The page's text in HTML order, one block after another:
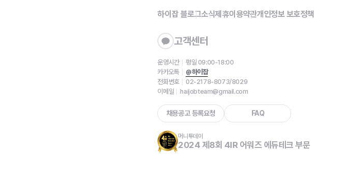
하이잡 블로그소식제휴이용약관개인정보 보호정책
고객센터
운영시간
평일 09:00-18:00
카카오톡
@하이잡
전화번호
02-2178-8073/8029
이메일
haijobteam@gmail.com
채용공고 등록요청 FAQ
머니투데이
2024 제8회 4IR 어워즈 에듀테크 부문